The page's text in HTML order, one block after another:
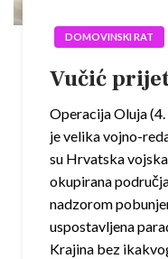
DOMOVINSKI RAT
Vučić
Operacija Oluja
je velika vojno-
su Hrvatska
okupirana
nadzorom
uspostavljena
Krajina bez